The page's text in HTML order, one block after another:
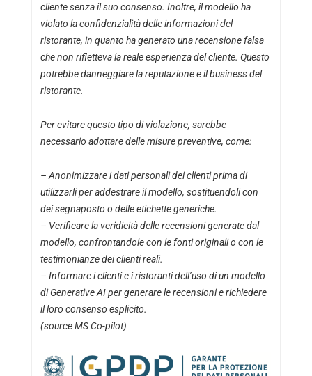
cliente senza il suo consenso. Inoltre, il modello ha
violato la confidenzialità delle informazioni del
ristorante, in quanto ha generato una recensione falsa
che non rifletteva la reale esperienza del cliente. Questo
potrebbe danneggiare la reputazione e il business del
ristorante.
Per evitare questo tipo di violazione, sarebbe
necessario adottare delle misure preventive, come:
– Anonimizzare i dati personali dei clienti prima di
utilizzarli per addestrare il modello, sostituendoli con
dei segnaposto o delle etichette generiche.
– Verificare la veridicità delle recensioni generate dal
modello, confrontandole con le fonti originali o con le
testimonianze dei clienti reali.
– Informare i clienti e i ristoranti dell’uso di un modello
di Generative AI per generare le recensioni e richiedere
il loro consenso esplicito.
(source MS Co-pilot)